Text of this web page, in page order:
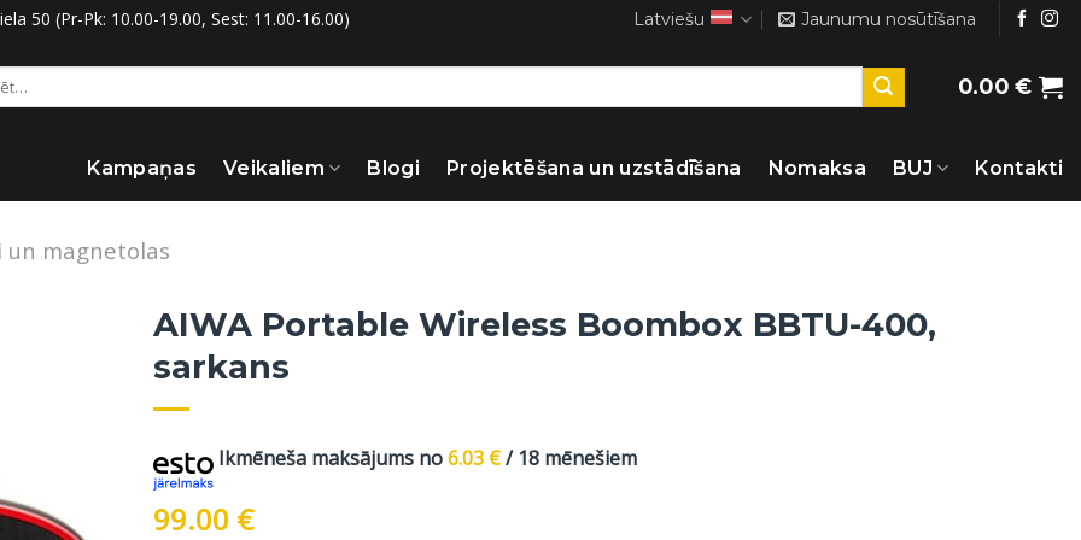
50 (Pr-Pk: 10.00-19.00, Sest: 11.00-16.00) Latviešu Jaunumu nosūtīšana
0.00€
Kampaņas Veikaliem Blogi Projektēšana un uzstādīšana Nomaksa BUJ Kontakti
un magnetolas
AIWA Portable Wireless Boombox BBTU-400,
sarkans
Ikmēneša maksājums no6.03 €/ 18 mēnešiem
99.00 €